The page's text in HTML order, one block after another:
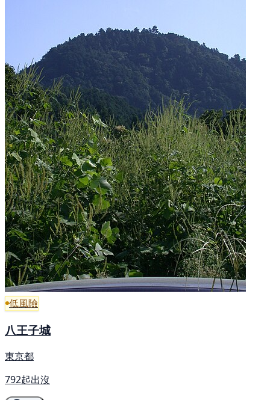
低風險
八王子城
東京都
792起出沒